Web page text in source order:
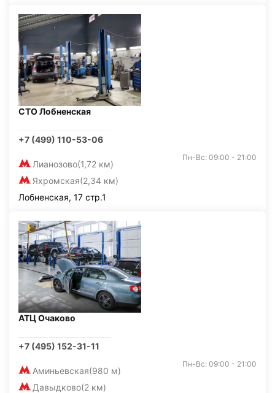
СТО Лобненская
+7 (499) 110-53-06
Лианозово(1,72 км)
Яхромская(2,34 км)
Пн-Вс: 09:00 - 21:00
Лобненская, 17 стр.1
АТЦ Очаково
+7 (495) 152-31-11
Аминьевская(980 м)
Давыдково(2 км)
Пн-Вс: 09:00 - 21:00